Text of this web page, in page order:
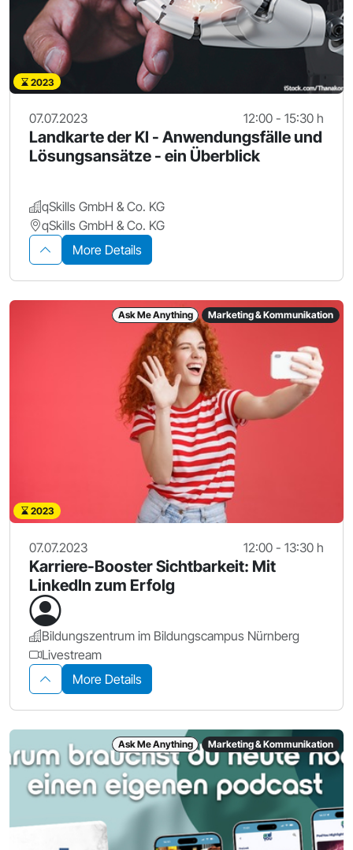
2023
07.07.2023 12:00 - 15:30 h
Landkarte der KI - Anwendungsfälle und
Lösungsansätze - ein Überblick
qSkills GmbH & Co. KG
qSkills GmbH & Co. KG
More Details
Ask Me Anything Marketing & Kommunikation
2023
07.07.2023 12:00 - 13:30 h
Karriere-Booster Sichtbarkeit: Mit
LinkedIn zum Erfolg
Bildungszentrum im Bildungscampus Nürnberg
Livestream
More Details
Ask Me Anything Marketing & Kommunikation